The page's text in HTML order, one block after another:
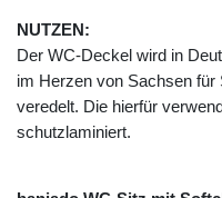
NUTZEN:
Der WC-Deckel wird in
im Herzen von Sachsen
veredelt. Die hierfür
schutzlaminiert.